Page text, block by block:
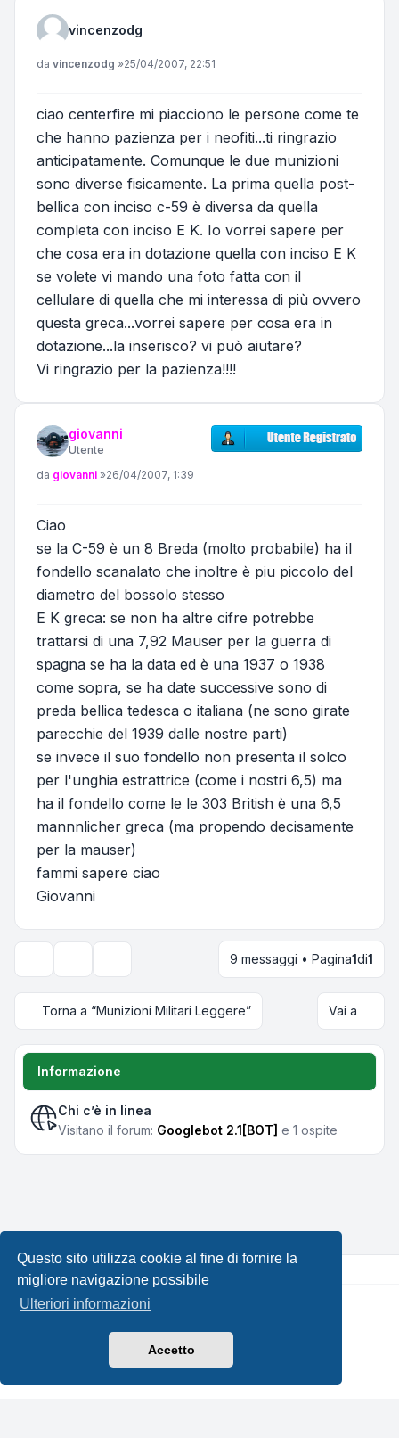
Questo sito utilizza cookie al fine di fornire la
migliore navigazione possibile
Ulteriori informazioni
Accetto
vincenzodg
Messaggio
da vincenzodg »25/04/2007, 22:51
ciao centerfire mi piacciono le persone come te
che hanno pazienza per i neofiti...ti ringrazio
anticipatamente. Comunque le due munizioni
sono diverse fisicamente. La prima quella post-
bellica con inciso c-59 è diversa da quella
completa con inciso E K. Io vorrei sapere per
che cosa era in dotazione quella con inciso E K
se volete vi mando una foto fatta con il
cellulare di quella che mi interessa di più ovvero
questa greca...vorrei sapere per cosa era in
dotazione...la inserisco? vi può aiutare?
Vi ringrazio per la pazienza!!!!
giovanni
Utente
Messaggio
da giovanni »26/04/2007, 1:39
Ciao
se la C-59 è un 8 Breda (molto probabile) ha il
fondello scanalato che inoltre è piu piccolo del
diametro del bossolo stesso
E K greca: se non ha altre cifre potrebbe
trattarsi di una 7,92 Mauser per la guerra di
spagna se ha la data ed è una 1937 o 1938
come sopra, se ha date successive sono di
preda bellica tedesca o italiana (ne sono girate
parecchie del 1939 dalle nostre parti)
se invece il suo fondello non presenta il solco
per l'unghia estrattrice (come i nostri 6,5) ma
ha il fondello come le le 303 British è una 6,5
mannnlicher greca (ma propendo decisamente
per la mauser)
fammi sapere ciao
Giovanni
Opzioni di visualizzazione e ordinamento
9 messaggi • Pagina1di1
Torna a “Munizioni Militari Leggere” Vai a
Informazione
Chi c’è in linea
Visitano il forum: Googlebot 2.1[BOT] e 1 ospite
Creato daphpBB® Forum Software © phpBB Limited •
Leenoz.com
phpBB-Italia.it
Condizioni|Tutti gli orari sono